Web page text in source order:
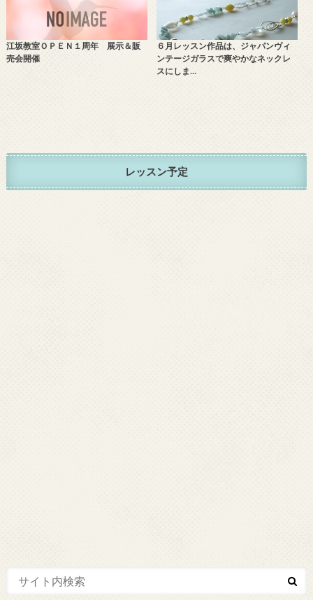
江坂教室ＯＰＥＮ１周年 展示＆販
売会開催
６月レッスン作品は、ジャパンヴィ
ンテージガラスで爽やかなネックレ
スにしま…
レッスン予定